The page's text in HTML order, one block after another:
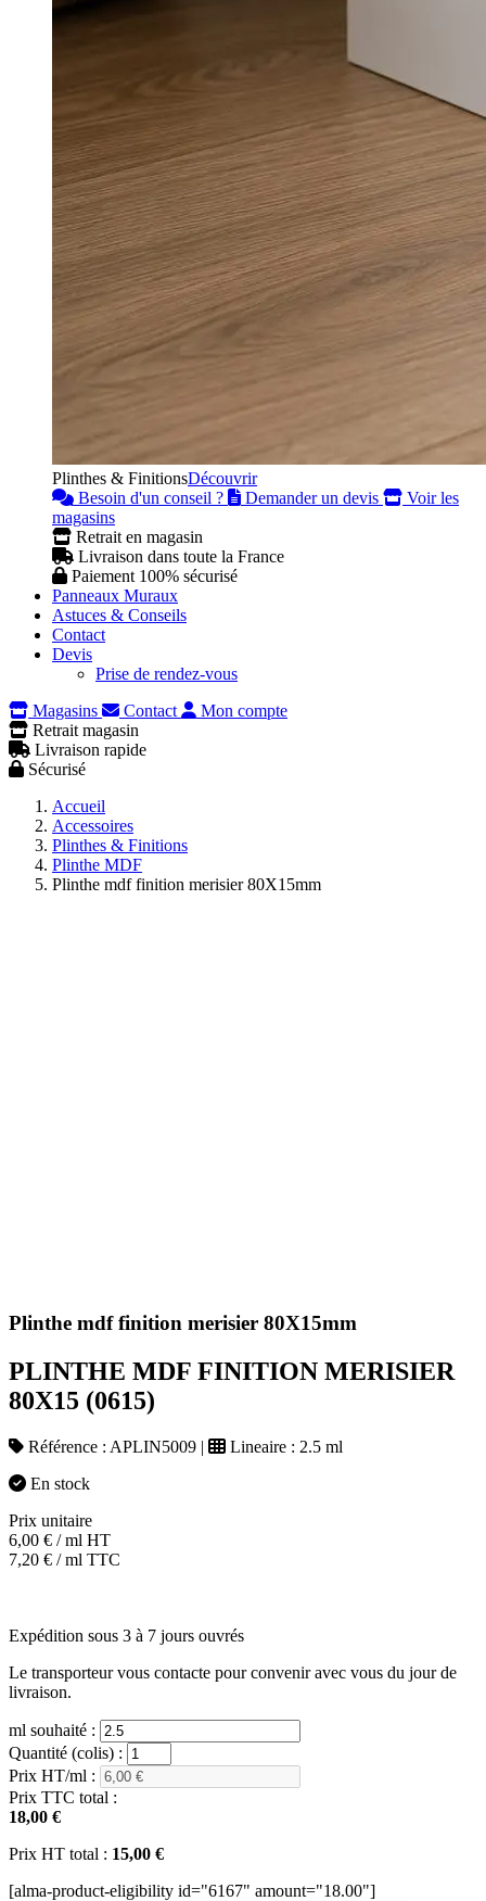
Plinthes & FinitionsDécouvrir
Besoin d'un conseil ?
Demander un devis
Voir les
magasins
Retrait en magasin
Livraison dans toute la France
Paiement 100% sécurisé
Panneaux Muraux
Astuces & Conseils
Contact
Devis
Prise de rendez-vous
Magasins
Contact
Mon compte
Retrait magasin
Livraison rapide
Sécurisé
Accueil
Accessoires
Plinthes & Finitions
Plinthe MDF
Plinthe mdf finition merisier 80X15mm
Plinthe mdf finition merisier 80X15mm
PLINTHE MDF FINITION MERISIER
80X15 (0615)
Référence : APLIN5009 | Lineaire : 2.5 ml
En stock
Prix unitaire
6,00 € / ml HT
7,20 € / ml TTC
Expédition sous 3 à 7 jours ouvrés
Le transporteur vous contacte pour convenir avec vous du jour de
livraison.
ml souhaité :
Quantité (colis) :
Prix HT/ml :
Prix TTC total :
18,00 €
Prix HT total : 15,00 €
[alma-product-eligibility id="6167" amount="18.00"]